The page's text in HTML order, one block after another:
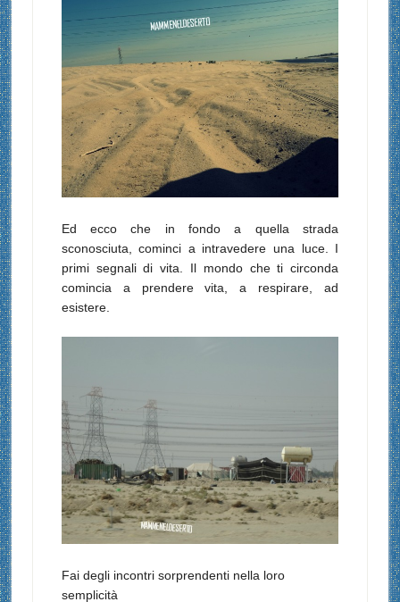
Ed ecco che in fondo a quella strada
sconosciuta, cominci a intravedere una luce. I
primi segnali di vita. Il mondo che ti circonda
comincia a prendere vita, a respirare, ad
esistere.
Fai degli incontri sorprendenti nella loro
semplicità